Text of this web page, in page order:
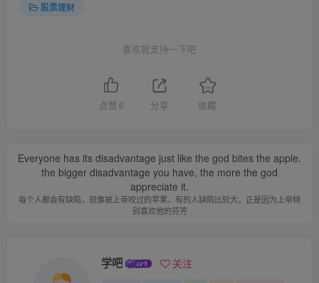
股票理财
喜欢就支持一下吧
点赞 6 分享 收藏
Everyone has its disadvantage just like the god bites the apple.
the bigger disadvantage you have, the more the god
appreciate it.
每个人都会有缺陷，就像被上帝咬过的苹果，有的人缺陷比较大，正是因为上帝特
别喜欢他的芬芳
学吧 关注